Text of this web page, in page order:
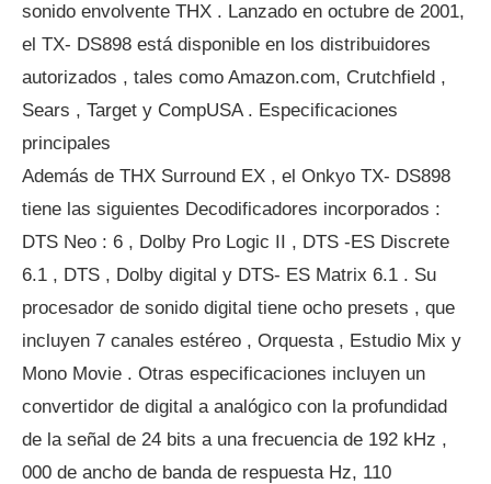
sonido envolvente THX . Lanzado en octubre de 2001,
el TX- DS898 está disponible en los distribuidores
autorizados , tales como Amazon.com, Crutchfield ,
Sears , Target y CompUSA . Especificaciones
principales
Además de THX Surround EX , el Onkyo TX- DS898
tiene las siguientes Decodificadores incorporados :
DTS Neo : 6 , Dolby Pro Logic II , DTS -ES Discrete
6.1 , DTS , Dolby digital y DTS- ES Matrix 6.1 . Su
procesador de sonido digital tiene ocho presets , que
incluyen 7 canales estéreo , Orquesta , Estudio Mix y
Mono Movie . Otras especificaciones incluyen un
convertidor de digital a analógico con la profundidad
de la señal de 24 bits a una frecuencia de 192 kHz ,
000 de ancho de banda de respuesta Hz, 110